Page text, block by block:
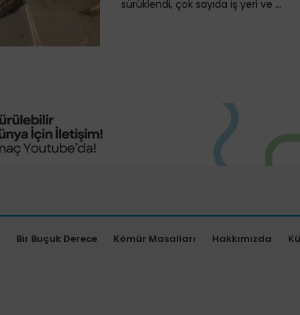
sürüklendi, çok sayıda iş yeri ve ...
Bir Buçuk Derece Kömür Masalları Hakkımızda